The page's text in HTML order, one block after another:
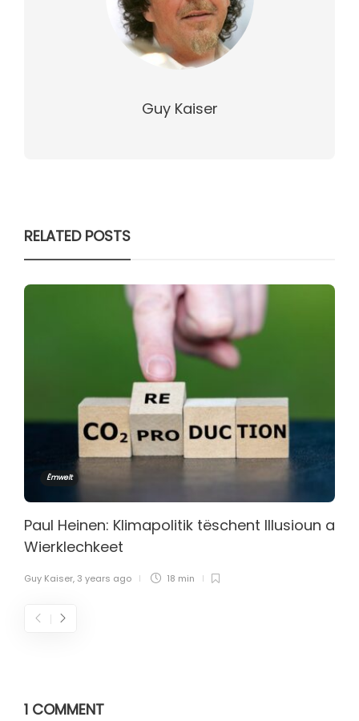
Guy Kaiser
RELATED POSTS
Ëmwelt
Paul Heinen: Klimapolitik tëschent Illusioun a
Wierklechkeet
Guy Kaiser, 3 years ago 18 min
1 COMMENT